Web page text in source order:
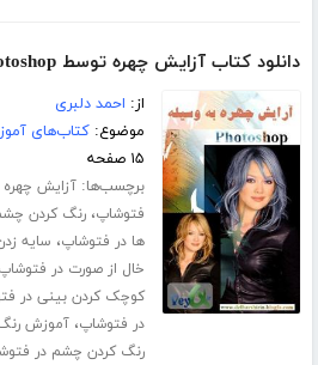
دانلود کتاب آزایش چهره توسط Photoshop
از: احمد دلبری
موضوع:کتاب‌های
۱۵ صفحه
برچسب‌ها:آزایش
فتوشاپ،رنگ کردن
ها در فتوشاپ، سایه
خال از صورت در فتوشاپ
کوچک کردن بینی در
در فتوشاپ،آموزش
رنگ کردن چشم در